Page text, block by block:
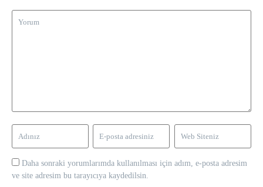
Daha sonraki yorumlarımda kullanılması için adım, e-posta adresim
ve site adresim bu tarayıcıya kaydedilsin.